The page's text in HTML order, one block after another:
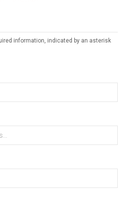
information, indicated by an asterisk